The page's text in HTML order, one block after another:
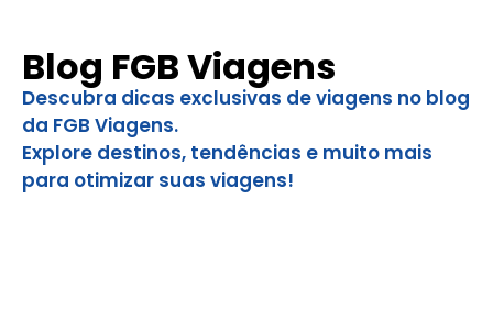
Blog FGB Viagens
Descubra dicas exclusivas de viagens no blog
da FGB Viagens.
Explore destinos, tendências e muito mais
para otimizar suas viagens!